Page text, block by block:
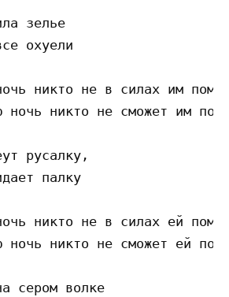
зелье
охуели
никто не в силах им
ночь никто не сможет им
русалку,
палку
никто не в силах ей
ночь никто не сможет ей
сером волке